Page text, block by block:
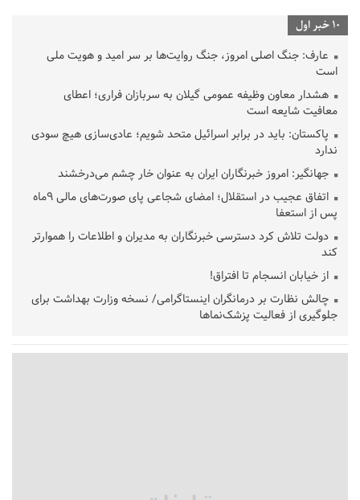
10 خبر اول
عارف: جنگ اصلی امروز، جنگ روایت‌ها بر سر امید و هویت ملی
است
هشدار معاون وظیفه عمومی گیلان به سربازان فراری؛ اعطای
معافیت شایعه است
پاکستان: باید در برابر اسرائیل متحد شویم؛ عادی‌سازی هیچ سودی
ندارد
جهانگیر: امروز خبرنگاران ایران به عنوان خار چشم می‌درخشند
اتفاق عجیب در استقلال؛ امضای شجاعی پای صورت‌های مالی ٩ماه
پس از استعفا
دولت تلاش کرد دسترسی خبرنگاران به مدیران و اطلاعات را هموارتر
کند
از خیابان انسجام تا افتراق!
چالش نظارت بر درمانگران اینستاگرامی/ نسخه وزارت بهداشت برای
جلوگیری از فعالیت پزشک‌نماها